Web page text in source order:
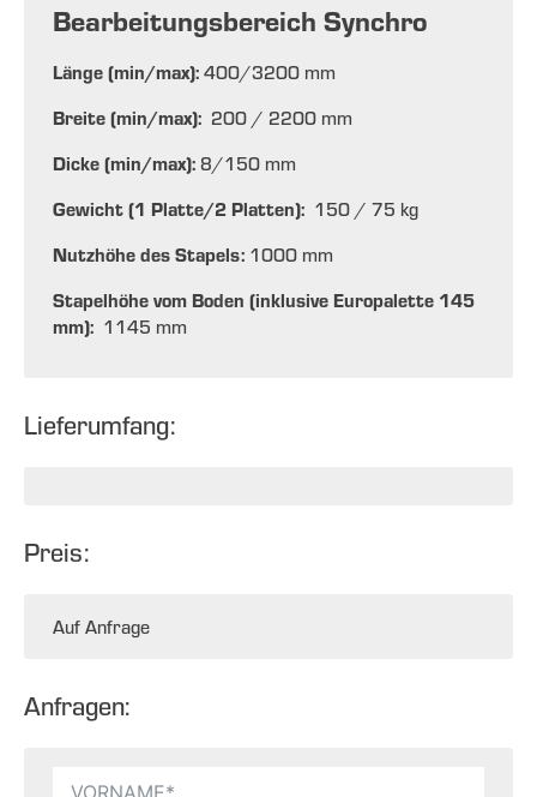
Bearbeitungsbereich Synchro
Länge (min/max): 400/3200 mm
Breite (min/max): 200 / 2200 mm
Dicke (min/max): 8/150 mm
Gewicht (1 Platte/2 Platten): 150 / 75 kg
Nutzhöhe des Stapels: 1000 mm
Stapelhöhe vom Boden (inklusive Europalette 145
mm): 1145 mm
Lieferumfang:
Preis:
Auf Anfrage
Anfragen: